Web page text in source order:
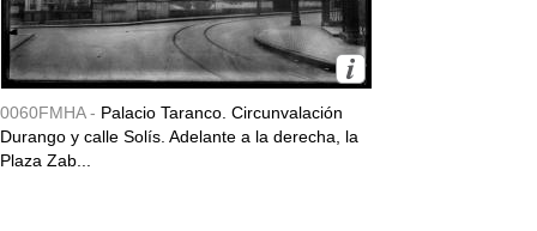
0060FMHA - Palacio Taranco. Circunvalación
Durango y calle Solís. Adelante a la derecha, la
Plaza Zab...